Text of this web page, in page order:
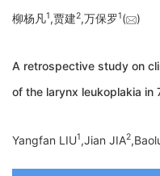
柳杨凡1,贾建2,万保罗1( )
A retrospective study on
of the larynx leukoplakia in
Yangfan LIU1,Jian JIA2